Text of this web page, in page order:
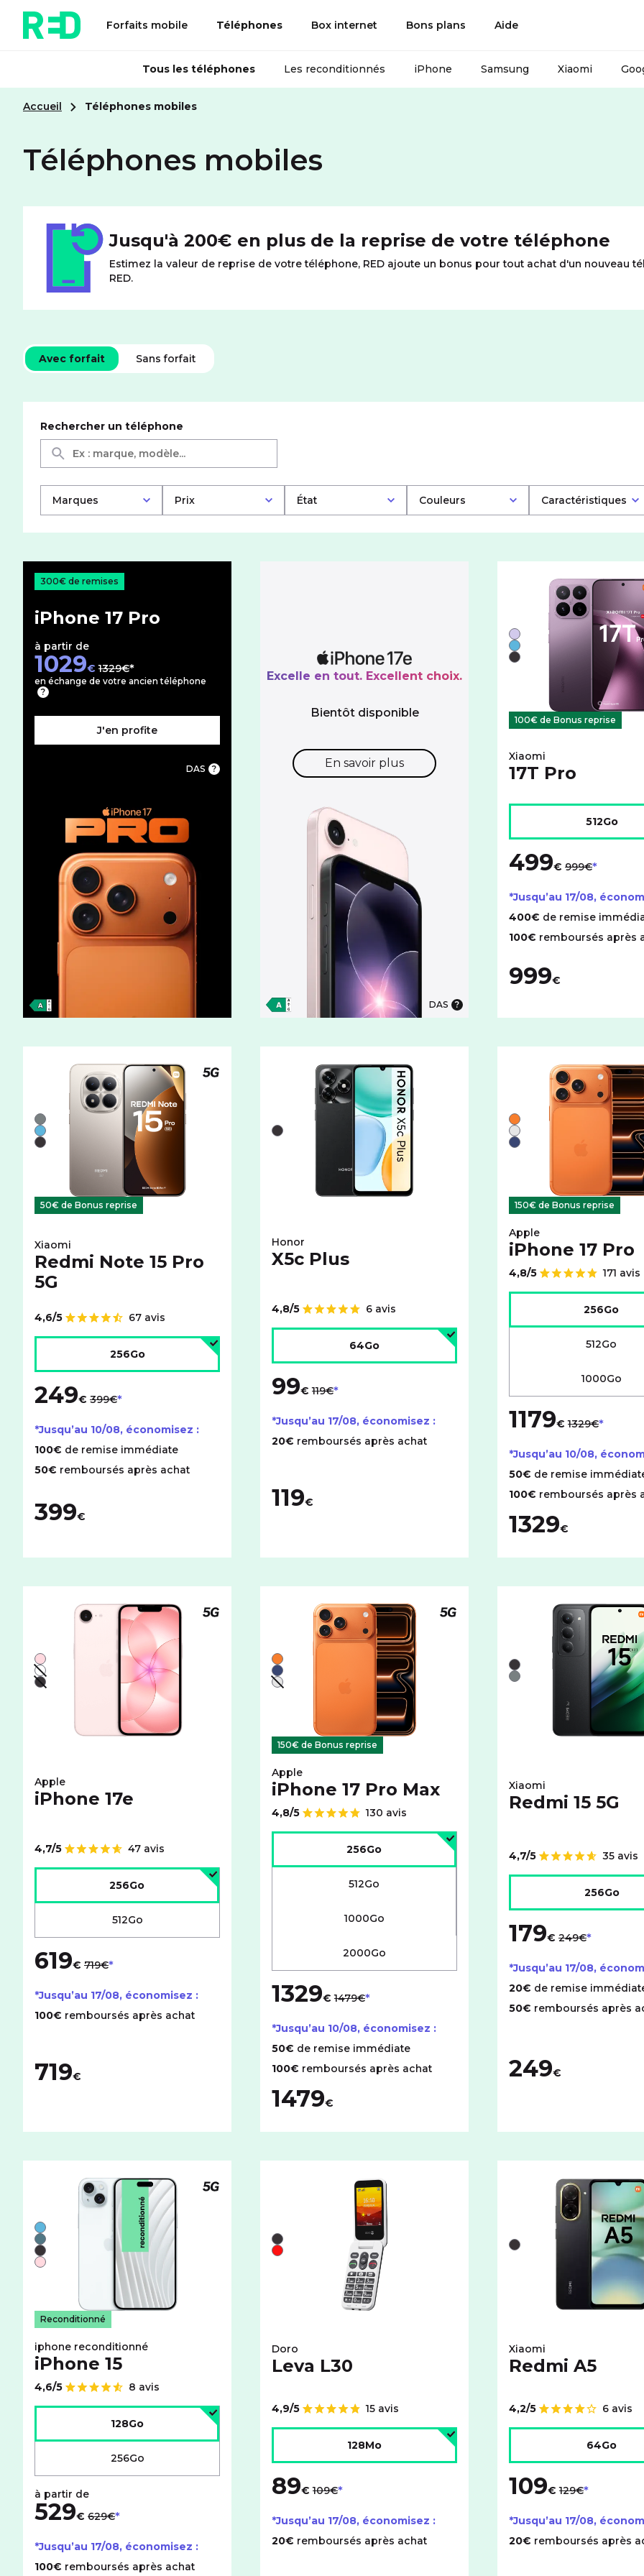
Forfaits mobile Téléphones Box internet Bons plans Aide
Tous les téléphones Les reconditionnés iPhone Samsung Xiaomi
Accueil Téléphones mobiles
Téléphones mobiles
Jusqu'à 200€ en plus de la reprise de votre téléphone
Estimez la valeur de reprise de votre téléphone, RED ajoute un bonus pour tout achat d'un nouveau
RED.
Téléphones mobiles
Avec forfait Sans forfait
Rechercher un téléphone
Marques Prix État Couleurs Caractéristiques
300€ de remises
iPhone 17 Pro
à partir de
1029€ 1329€
en échange de votre ancien téléphone
J'en profite
DAS
Excelle en tout. Excellent choix.
Bientôt disponible
En savoir plus
DAS
Liste de couleurs
Violet
Bleu
Noir
100€ de Bonus reprise
Xiaomi
17T Pro
512Go
499€ 999€
*Jusqu’au 17/08,
400€ de remise
100€ remboursés après
999€
Liste de couleurs disponibles pour le XIAOMI Redmi Note 15 Pro 5G avec cet espace de stockage :
Gris
Bleu
Noir
Téléphone compatible 5G
50€ de Bonus reprise
Xiaomi
Redmi Note 15 Pro
5G
Note de
4,6/5
67 avis
256Go
249€ 399€
*Jusqu’au 10/08, économisez :
100€ de remise immédiate
50€ remboursés après achat
399€
Liste de couleurs disponibles pour le HONOR X5c Plus avec cet
Noir
Honor
X5c Plus
Note de
4,8/5
6 avis
64Go
99€ 119€
*Jusqu’au 17/08, économisez :
20€ remboursés après achat
119€
Liste de couleurs
Orange
Argent
Bleu
150€ de Bonus reprise
Apple
iPhone 17 Pro
Note de
4,8/5
171 avis
256Go
512Go
1000Go
1179€ 1329€
*Jusqu’au 10/08,
50€ de remise
100€ remboursés après
1329€
Liste de couleurs disponibles pour le APPLE iPhone 17e avec cet espace de stockage :
Rose
Blanc - indisponible
Noir - indisponible
Téléphone compatible 5G
Apple
iPhone 17e
Note de
4,7/5
47 avis
256Go
512Go
619€ 719€
*Jusqu’au 17/08, économisez :
100€ remboursés après achat
719€
Liste de couleurs disponibles pour le APPLE iPhone 17 Pro Max avec
Orange
Bleu
Argent - indisponible
Téléphone compatible 5G
150€ de Bonus reprise
Apple
iPhone 17 Pro Max
Note de
4,8/5
130 avis
256Go
512Go
1000Go
2000Go
1329€ 1479€
*Jusqu’au 10/08, économisez :
50€ de remise immédiate
100€ remboursés après achat
1479€
Liste de couleurs
Noir
Gris
Xiaomi
Redmi 15 5G
Note de
4,7/5
35 avis
256Go
179€ 249€
*Jusqu’au 17/08,
20€ de remise
50€ remboursés après
249€
Liste de couleurs disponibles pour le iPhone reconditionné iPhone 15 avec cet espace de stockage :
Bleu
Vert
Noir
Rose
Téléphone compatible 5G
Reconditionné
iphone reconditionné
iPhone 15
Note de
4,6/5
8 avis
128Go
256Go
529€ 629€
*Jusqu’au 17/08, économisez :
100€ remboursés après achat
Liste de couleurs disponibles pour le DORO Leva L30 avec cet espace
Noir
Rouge
Doro
Leva L30
Note de
4,9/5
15 avis
128Mo
89€ 109€
*Jusqu’au 17/08, économisez :
20€ remboursés après achat
Liste de couleurs
Noir
Xiaomi
Redmi A5
Note de
4,2/5
6 avis
64Go
109€ 129€
*Jusqu’au 17/08,
20€ remboursés après